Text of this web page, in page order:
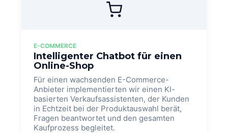
E-COMMERCE
Intelligenter Chatbot für einen
Online-Shop
Für einen wachsenden E-Commerce-
Anbieter implementierten wir einen KI-
basierten Verkaufsassistenten, der Kunden
in Echtzeit bei der Produktauswahl berät,
Fragen beantwortet und den gesamten
Kaufprozess begleitet.